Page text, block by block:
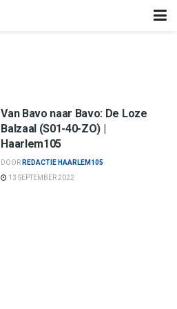
Van Bavo naar Bavo: De Loze
Balzaal (S01-40-ZO) |
Haarlem105
DOOR REDACTIE HAARLEM105
13 SEPTEMBER 2022